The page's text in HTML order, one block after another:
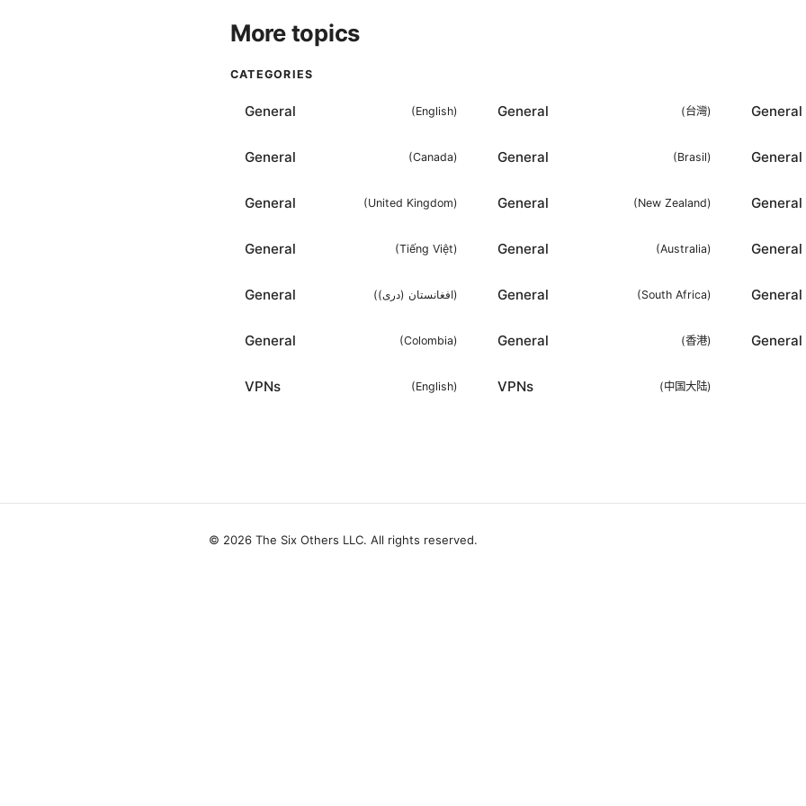
More topics
CATEGORIES
General (English) General (台灣) General
General (Canada) General (Brasil) General
General (United Kingdom) General (New Zealand) General
General (Tiếng Việt) General (Australia) General
General (افغانستان (دری)) General (South Africa) General
General (Colombia) General (香港) General
VPNs (English) VPNs (中国大陆)
© 2026 The Six Others LLC. All rights reserved.